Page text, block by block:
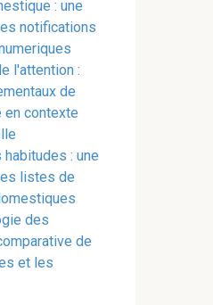
: une
notifications
l'attention :
de
en contexte
: une
listes de
des
de
et les